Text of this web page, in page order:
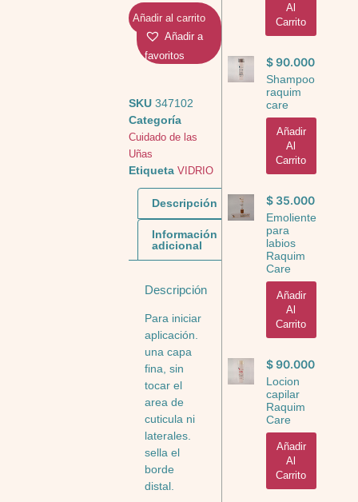
Añadir al carrito
Añadir a
favoritos
SKU 347102
Categoría
Cuidado de las
Uñas
Etiqueta VIDRIO
Descripción
Información
adicional
Descripción
Para iniciar
aplicación.
una capa
fina, sin
tocar el
area de
cuticula ni
laterales.
sella el
borde
distal.
Al
Carrito
$90.000
Shampoo
raquim
care
Añadir
Al
Carrito
$35.000
Emoliente
para
labios
Raquim
Care
Añadir
Al
Carrito
$90.000
Locion
capilar
Raquim
Care
Añadir
Al
Carrito